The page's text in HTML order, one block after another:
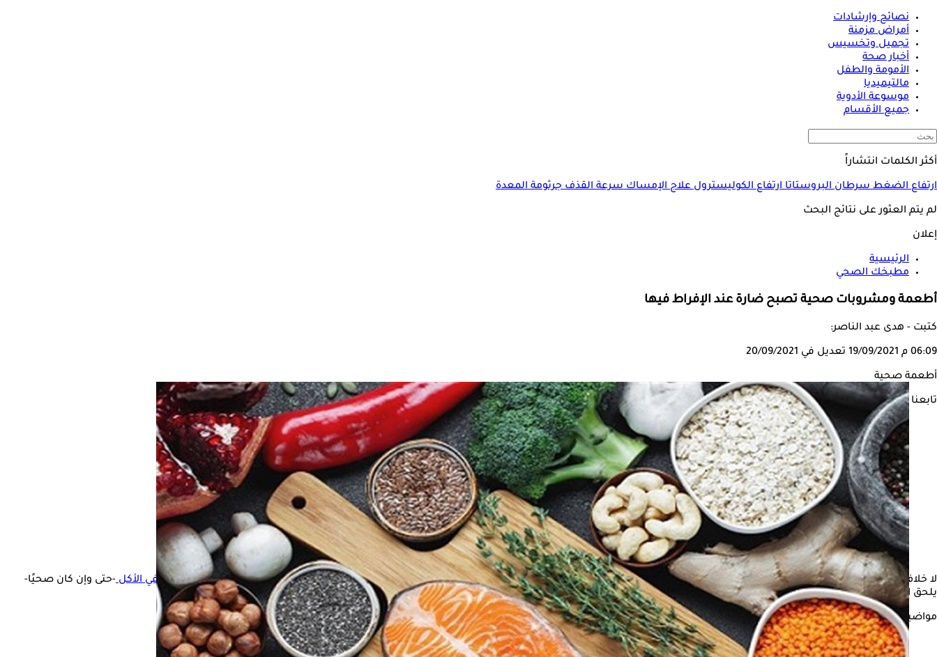
نصائح وإرشادات
أمراض مزمنة
تجميل وتخسيس
أخبار صحة
الأمومة والطفل
مالتيميديا
موسوعة الأدوية
جميع الأقسام
أكثر الكلمات انتشاراً
ارتفاع الضغطسرطان البروستاتاارتفاع الكوليسترولعلاج الإمساكسرعة القذفجرثومة المعدة
لم يتم العثور على نتائج البحث
إعلان
الرئيسية
مطبخك الصحي
أطعمة ومشروبات صحية تصبح ضارة عند الإفراط فيها
كتبت - هدى عبد الناصر:
06:09 م 19/09/2021 تعديل في 20/09/2021
أطعمة صحية
تابعنا على
لا خلاف على أن نوع الطعام من الضوابط التي يجب مراعاتها عند اتباع نظام غذائي صحي، ولكن يجب وضع الكمية المستهلكة على مدار اليوم في عين الاعتبار أيضًا، لأنالإفراط في الأكل-حتى وإن كان صحيًا-
يلحق الضرر بالصحة العامة.
مواضيع ذات صلة